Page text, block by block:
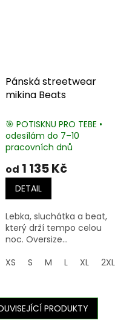
3XL 4XL 5XL
Pánská streetwear
mikina Beats
🎯 POTISKNU PRO TEBE •
odesílám do 7–10
pracovních dnů
od 1 135 Kč
DETAIL
Lebka, sluchátka a beat,
který drží tempo celou
noc. Oversize...
XS
S M L XL 2XL
PRODUKTY